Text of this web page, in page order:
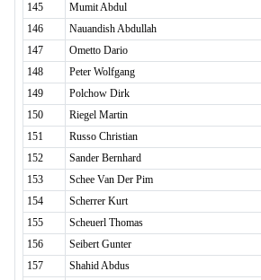
145
Mumit Abdul
146
Nauandish Abdullah
147
Ometto Dario
148
Peter Wolfgang
149
Polchow Dirk
150
Riegel Martin
151
Russo Christian
152
Sander Bernhard
153
Schee Van Der Pim
154
Scherrer Kurt
155
Scheuerl Thomas
156
Seibert Gunter
157
Shahid Abdus